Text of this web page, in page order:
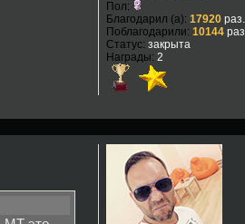
Пол:
Благодарил (а): 17920раз.
Поблагодарили: 10144раз.
Статус: закрыта
Награды: 2